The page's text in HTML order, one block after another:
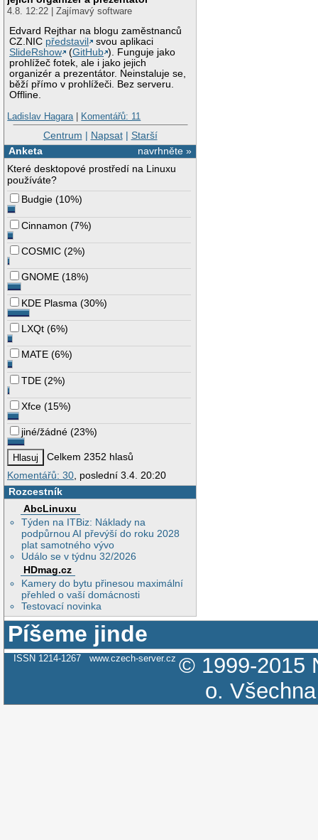
4.8. 12:22 | Zajímavý software
Edvard Rejthar na blogu zaměstnanců
CZ.NIC představil
svou aplikaci
SlideRshow
(GitHub ). Funguje jako
prohlížeč fotek, ale i jako jejich
organizér a prezentátor. Neinstaluje se,
běží přímo v prohlížeči. Bez serveru.
Offline.
Ladislav Hagara| Komentářů: 11
Centrum | Napsat| Starší
navrhněte »
Anketa
Které desktopové prostředí na Linuxu
používáte?
Budgie (10%)
Cinnamon (7%)
COSMIC (2%)
GNOME (18%)
KDE Plasma (30%)
LXQt (6%)
MATE (6%)
TDE (2%)
Xfce (15%)
jiné/žádné (23%)
Celkem 2352 hlasů
Komentářů: 30 , poslední 3.4. 20:20
Rozcestník
AbcLinuxu
Týden na ITBiz: Náklady na
podpůrnou AI převýší do roku 2028
plat samotného vývo
Událo se v týdnu 32/2026
HDmag.cz
Kamery do bytu přinesou maximální
přehled o vaší domácnosti
Testovací novinka
Píšeme jinde
ISSN 1214-1267 www.czech-server.cz © 1999-2015
o.